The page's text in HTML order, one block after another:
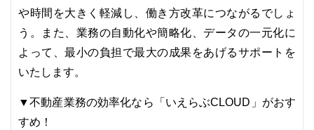
や時間を大きく軽減し、働き方改革につながるでしょ
う。また、業務の自動化や簡略化、データの一元化に
よって、最小の負担で最大の成果をあげるサポートを
いたします。
▼不動産業務の効率化なら「いえらぶCLOUD」がおす
すめ！